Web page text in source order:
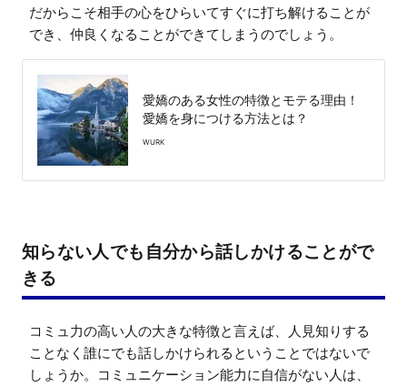
だからこそ相手の心をひらいてすぐに打ち解けることが
でき、仲良くなることができてしまうのでしょう。
愛嬌のある女性の特徴とモテる理由！
愛嬌を身につける方法とは？
WURK
知らない人でも自分から話しかけることがで
きる
コミュ力の高い人の大きな特徴と言えば、人見知りする
ことなく誰にでも話しかけられるということではないで
しょうか。コミュニケーション能力に自信がない人は、